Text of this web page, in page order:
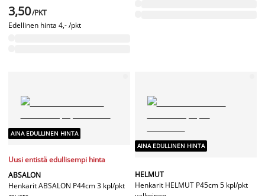
3,50/PKT
Edellinen hinta 4,- /pkt
AINA EDULLINEN HINTA
Uusi entistä edullisempi hinta
ABSALON
Henkarit ABSALON P44cm 3 kpl/pkt
AINA EDULLINEN HINTA
HELMUT
Henkarit HELMUT P45cm 5 kpl/pkt